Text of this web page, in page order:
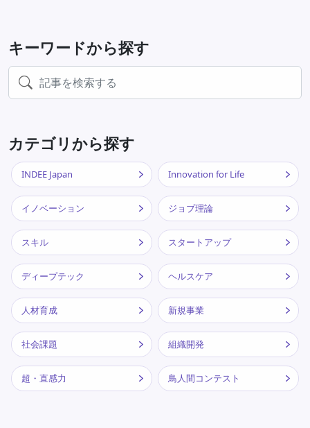
キーワードから探す
カテゴリから探す
INDEE Japan Innovation for Life
イノベーション ジョブ理論
スキル スタートアップ
ディープテック ヘルスケア
人材育成 新規事業
社会課題 組織開発
超・直感力 鳥人間コンテスト